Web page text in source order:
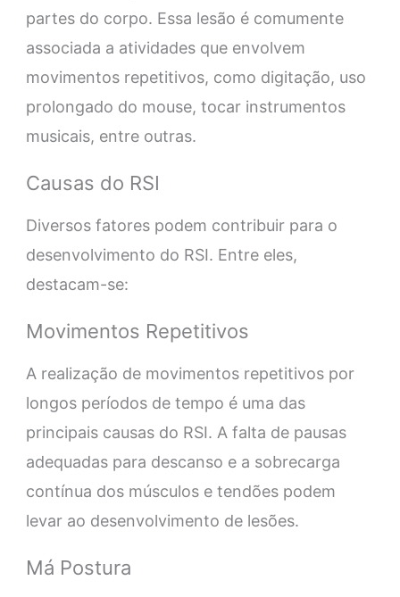
partes do corpo. Essa lesão é comumente
associada a atividades que envolvem
movimentos repetitivos, como digitação, uso
prolongado do mouse, tocar instrumentos
musicais, entre outras.
Causas do RSI
Diversos fatores podem contribuir para o
desenvolvimento do RSI. Entre eles,
destacam-se:
Movimentos Repetitivos
A realização de movimentos repetitivos por
longos períodos de tempo é uma das
principais causas do RSI. A falta de pausas
adequadas para descanso e a sobrecarga
contínua dos músculos e tendões podem
levar ao desenvolvimento de lesões.
Má Postura